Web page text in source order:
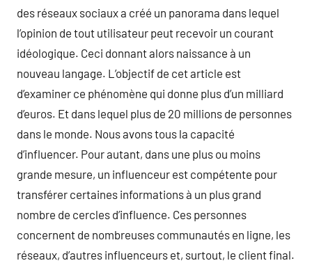
des réseaux sociaux a créé un panorama dans lequel
l’opinion de tout utilisateur peut recevoir un courant
idéologique. Ceci donnant alors naissance à un
nouveau langage. L’objectif de cet article est
d’examiner ce phénomène qui donne plus d’un milliard
d’euros. Et dans lequel plus de 20 millions de personnes
dans le monde. Nous avons tous la capacité
d’influencer. Pour autant, dans une plus ou moins
grande mesure, un influenceur est compétente pour
transférer certaines informations à un plus grand
nombre de cercles d’influence. Ces personnes
concernent de nombreuses communautés en ligne, les
réseaux, d’autres influenceurs et, surtout, le client final.